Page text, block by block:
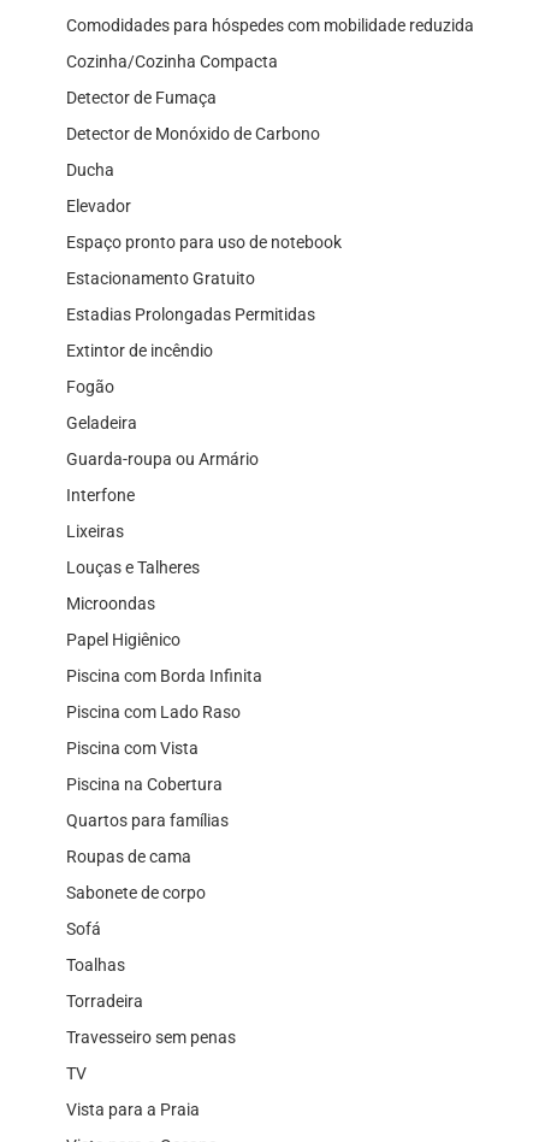
Comodidades para hóspedes com mobilidade reduzida
Cozinha/Cozinha Compacta
Detector de Fumaça
Detector de Monóxido de Carbono
Ducha
Elevador
Espaço pronto para uso de notebook
Estacionamento Gratuito
Estadias Prolongadas Permitidas
Extintor de incêndio
Fogão
Geladeira
Guarda-roupa ou Armário
Interfone
Lixeiras
Louças e Talheres
Microondas
Papel Higiênico
Piscina com Borda Infinita
Piscina com Lado Raso
Piscina com Vista
Piscina na Cobertura
Quartos para famílias
Roupas de cama
Sabonete de corpo
Sofá
Toalhas
Torradeira
Travesseiro sem penas
TV
Vista para a Praia